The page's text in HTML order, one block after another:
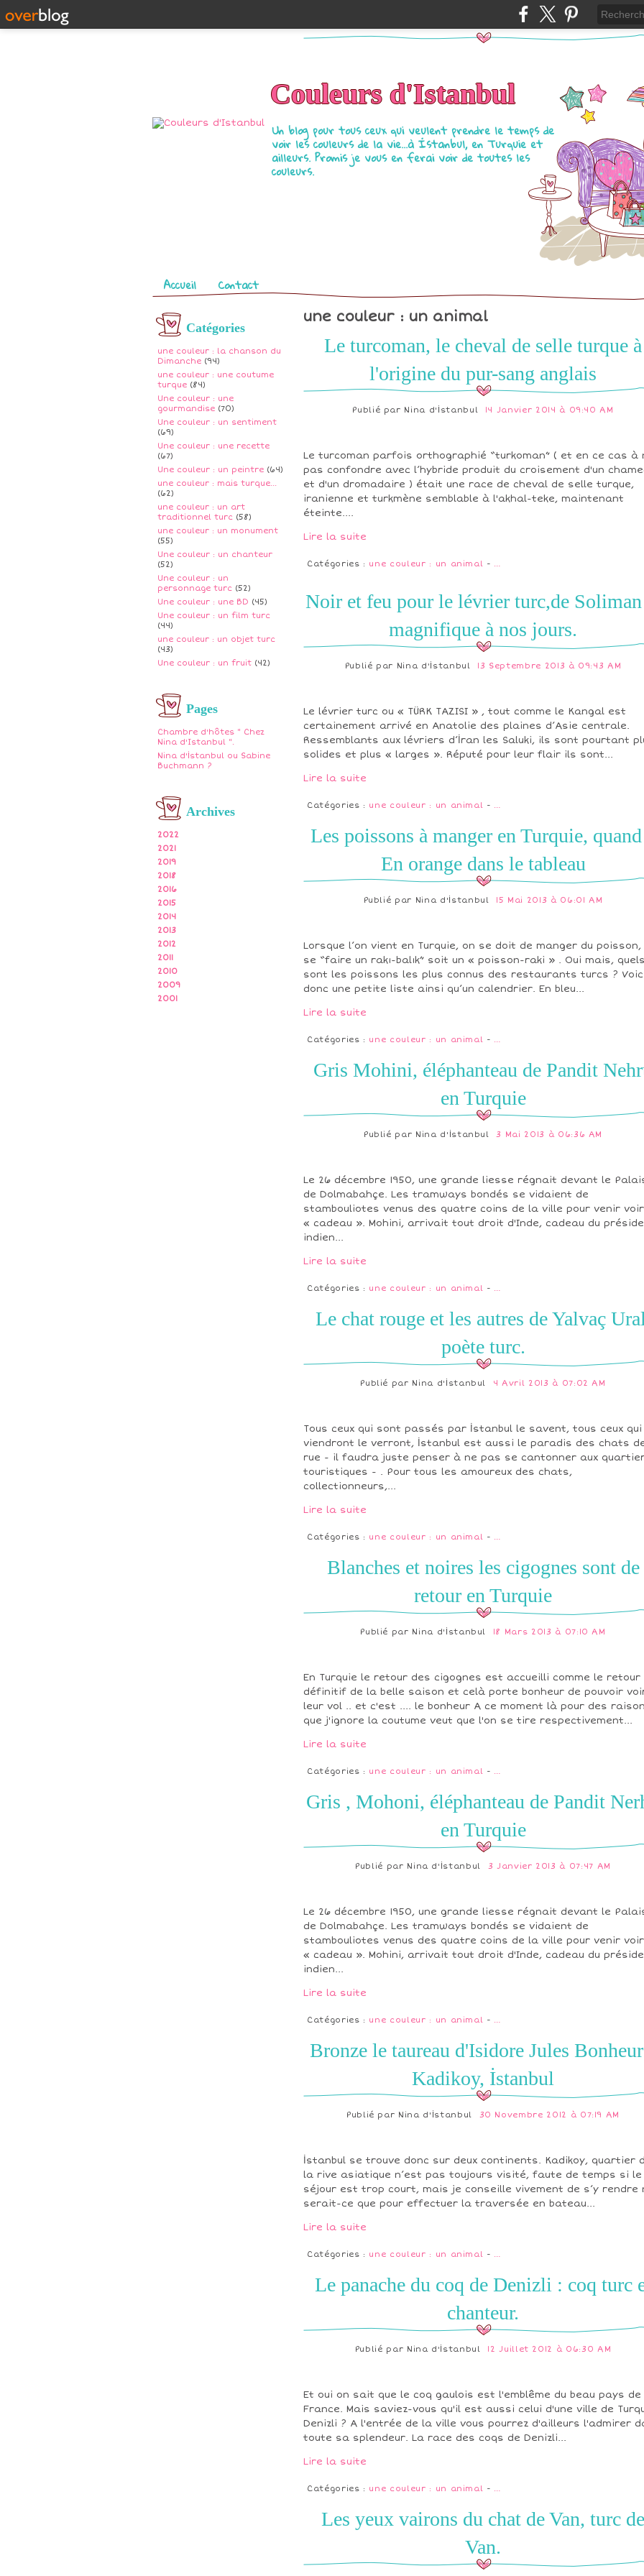
Couleurs d'Istanbul
Un blog pour tous ceux qui veulent prendre le temps de
voir les couleurs de la vie...à İstanbul, en Turquie et
ailleurs. Promis je vous en ferai voir de toutes les
couleurs.
Pages
Accueil Contact
Catégories
une couleur : la chanson du
Dimanche (94)
une couleur : une coutume
turque (84)
Une couleur : une
gourmandise (70)
Une couleur : un sentiment
(69)
Une couleur : une recette
(67)
Une couleur : un peintre (64)
une couleur : mais turque...
(62)
une couleur : un art
traditionnel turc (58)
une couleur : un monument
(55)
Une couleur : un chanteur
(52)
Une couleur : un
personnage turc (52)
Une couleur : une BD (45)
Une couleur : un film turc
(44)
une couleur : un objet turc
(43)
Une couleur : un fruit (42)
Pages
Chambre d'hôtes " Chez
Nina d'Istanbul ".
Nina d'İstanbul ou Sabine
Buchmann ?
Archives
2022
2021
2019
2018
2016
2015
2014
2013
2012
2011
2010
2009
2001
une couleur : un animal
Le turcoman, le cheval de selle turque à
l'origine du pur-sang anglais
Publié par Nina d'İstanbul 14 Janvier 2014 à 09:40 AM
Le turcoman parfois orthographié “turkoman” ( et en ce cas à
pas confondre avec l’hybride produit du croisement d'un
et d'un dromadaire ) était une race de cheval de selle turque,
iranienne et turkmène semblable à l'akhal-teke, maintenant
éteinte....
Lire la suite
Catégories : une couleur : un animal - …
Noir et feu pour le lévrier turc,de
magnifique à nos jours.
Publié par Nina d'İstanbul 13 Septembre 2013 à 09:43 AM
Le lévrier turc ou « TÜRK TAZISI » , tout comme le Kangal est
certainement arrivé en Anatolie des plaines d’Asie centrale.
Ressemblants aux lévriers d’İran les Saluki, ils sont pourtant
solides et plus « larges ». Réputé pour leur flair ils sont...
Lire la suite
Catégories : une couleur : un animal - …
Les poissons à manger en Turquie,
En orange dans le tableau
Publié par Nina d'İstanbul 15 Mai 2013 à 06:01 AM
Lorsque l’on vient en Turquie, on se doit de manger du poisson,
se “faire un rakı-balık” soit un « poisson-raki » . Oui mais, quels
sont les poissons les plus connus des restaurants turcs ?
donc une petite liste ainsi qu’un calendrier. En bleu...
Lire la suite
Catégories : une couleur : un animal - …
Gris Mohini, éléphanteau de Pandit
en Turquie
Publié par Nina d'İstanbul 3 Mai 2013 à 06:36 AM
Le 26 décembre 1950, une grande liesse régnait devant le
de Dolmabahçe. Les tramways bondés se vidaient de
stambouliotes venus des quatre coins de la ville pour venir
« cadeau ». Mohini, arrivait tout droit d'Inde, cadeau du
indien...
Lire la suite
Catégories : une couleur : un animal - …
Le chat rouge et les autres de Yalvaç
poète turc.
Publié par Nina d'İstanbul 4 Avril 2013 à 07:02 AM
Tous ceux qui sont passés par İstanbul le savent, tous ceux qui
viendront le verront, İstanbul est aussi le paradis des chats
rue - il faudra juste penser à ne pas se cantonner aux
touristiques - . Pour tous les amoureux des chats,
collectionneurs,...
Lire la suite
Catégories : une couleur : un animal - …
Blanches et noires les cigognes sont de
retour en Turquie
Publié par Nina d'İstanbul 18 Mars 2013 à 07:10 AM
En Turquie le retour des cigognes est accueilli comme le retour
définitif de la belle saison et celà porte bonheur de pouvoir
leur vol .. et c'est .... le bonheur A ce moment là pour des
que j'ignore la coutume veut que l'on se tire respectivement...
Lire la suite
Catégories : une couleur : un animal - …
Gris , Mohoni, éléphanteau de Pandit
en Turquie
Publié par Nina d'İstanbul 3 Janvier 2013 à 07:47 AM
Le 26 décembre 1950, une grande liesse régnait devant le
de Dolmabahçe. Les tramways bondés se vidaient de
stambouliotes venus des quatre coins de la ville pour venir
« cadeau ». Mohini, arrivait tout droit d'Inde, cadeau du
indien...
Lire la suite
Catégories : une couleur : un animal - …
Bronze le taureau d'Isidore Jules
Kadikoy, İstanbul
Publié par Nina d'İstanbul 30 Novembre 2012 à 07:19 AM
İstanbul se trouve donc sur deux continents. Kadikoy, quartier
la rive asiatique n’est pas toujours visité, faute de temps si le
séjour est trop court, mais je conseille vivement de s’y rendre
serait-ce que pour effectuer la traversée en bateau...
Lire la suite
Catégories : une couleur : un animal - …
Le panache du coq de Denizli : coq turc
chanteur.
Publié par Nina d'İstanbul 12 Juillet 2012 à 06:30 AM
Et oui on sait que le coq gaulois est l'emblême du beau pays de
France. Mais saviez-vous qu'il est aussi celui d'une ville de
Denizli ? A l'entrée de la ville vous pourrez d'ailleurs l'admirer
toute sa splendeur. La race des coqs de Denizli...
Lire la suite
Catégories : une couleur : un animal - …
Les yeux vairons du chat de Van, turc de
Van.